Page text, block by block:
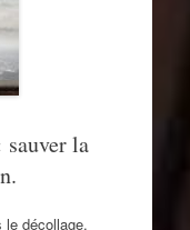
la
le décollage,